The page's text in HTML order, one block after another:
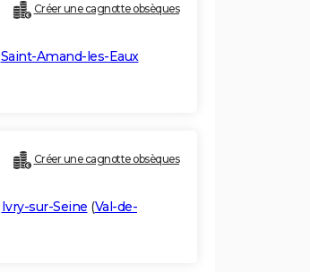
Créer une cagnotte obsèques
Saint-Amand-les-Eaux
Créer une cagnotte obsèques
Ivry-sur-Seine (Val-de-